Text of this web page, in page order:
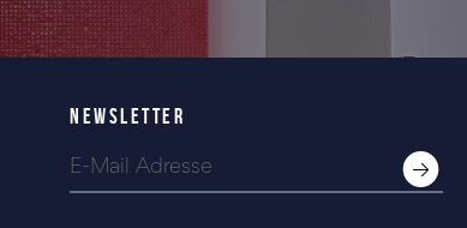
NEWSLETTER